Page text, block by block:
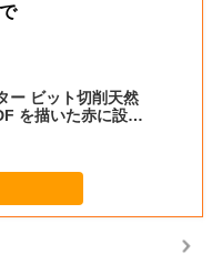
ー ビット切削天然
を描いた赤に設定